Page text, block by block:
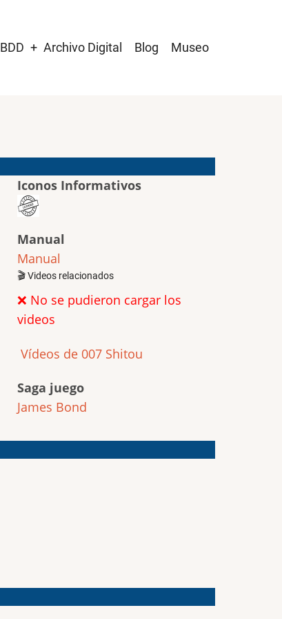
BDD Archivo Digital Blog Museo
Iconos Informativos
Manual
Manual
🎬 Videos relacionados
❌ No se pudieron cargar los
videos
Vídeos de 007 Shitou
Saga juego
James Bond